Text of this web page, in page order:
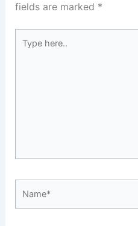
fields are marked *
here..